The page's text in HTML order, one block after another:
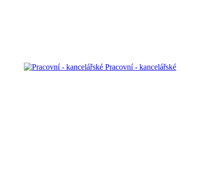
Pracovní - kancelářské